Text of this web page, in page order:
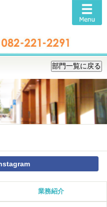
業務紹介